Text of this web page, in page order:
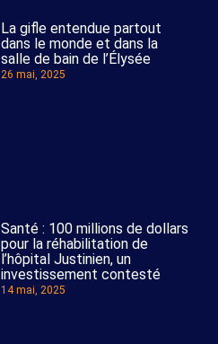
La gifle entendue partout
dans le monde et dans la
salle de bain de l’Élysée
26 mai, 2025
Santé : 100 millions de dollars
pour la réhabilitation de
l’hôpital Justinien, un
investissement contesté
14 mai, 2025